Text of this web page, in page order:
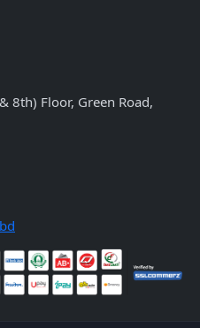
8th) Floor, Green Road,